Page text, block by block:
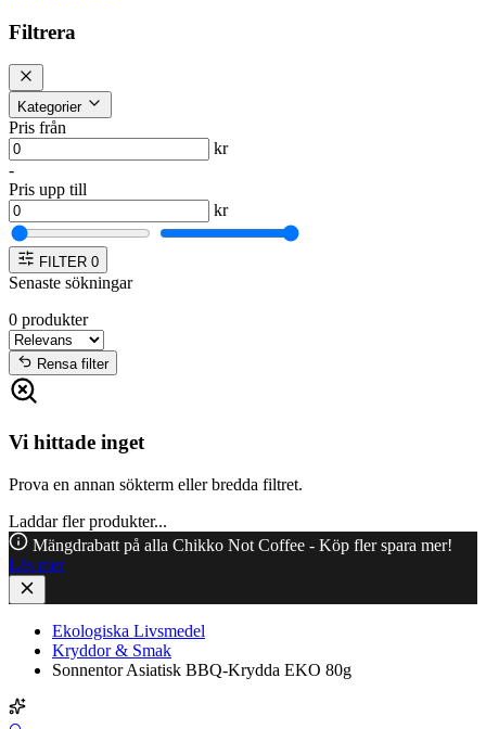
Filtrera
Kategorier
Pris från
kr
-
Pris upp till
kr
FILTER 0
Senaste sökningar
0 produkter
Rensa filter
Vi hittade inget
Prova en annan sökterm eller bredda filtret.
Laddar fler produkter...
Mängdrabatt på alla Chikko Not Coffee - Köp fler spara mer!
Läs mer
Ekologiska Livsmedel
Kryddor & Smak
Sonnentor Asiatisk BBQ-Krydda EKO 80g